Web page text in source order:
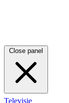
Close panel
Televisie